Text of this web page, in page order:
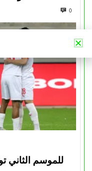
0
للموسم الثاني